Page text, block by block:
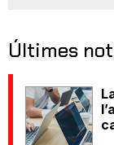
Últimes